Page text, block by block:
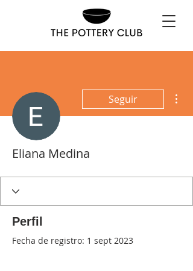
Seguir
Eliana Medina
Perfil
Fecha de registro: 1 sept 2023